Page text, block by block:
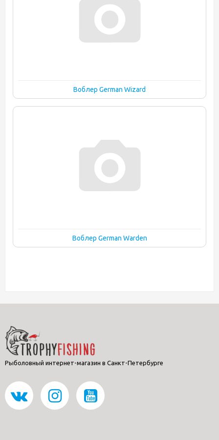
Воблер German Wizard
Воблер German Warden
Рыболовный интернет-магазин в Санкт-Петербурге